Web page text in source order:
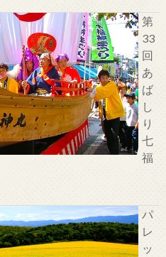
第
33
回
あ
ば
し
り
七
福
パ
レ
ッ